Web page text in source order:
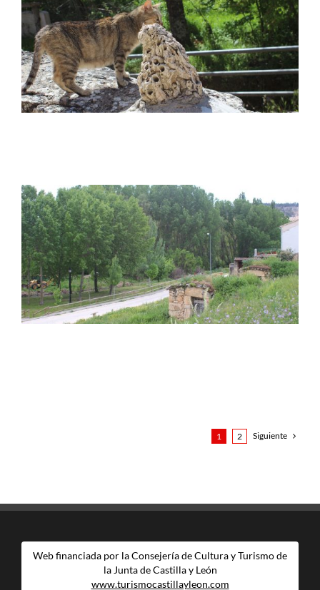
1 2 Siguiente
Web financiada por la Consejería de Cultura y Turismo de
la Junta de Castilla y León
www.turismocastillayleon.com